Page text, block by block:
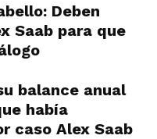
Deben
Saab para que
balance anual
había
caso Alex Saab